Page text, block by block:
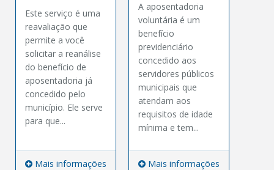
Este serviço é uma
reavaliação que
permite a você
solicitar a reanálise
do benefício de
aposentadoria já
concedido pelo
município. Ele serve
para que...
Mais informações
A aposentadoria
voluntária é um
benefício
previdenciário
concedido aos
servidores públicos
municipais que
atendam aos
requisitos de idade
mínima e tem...
Mais informações